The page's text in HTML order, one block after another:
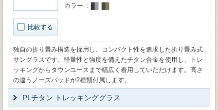
比較する
カラー
独自の折り畳み構造を採用し、コンパクト性を追求した折り畳み式
サングラスです。軽量性と強度を備えたチタン合金を使用し、トレ
ッキングからタウンユースまで幅広く着用していただけます。高さ
の違うノーズパッドが2種類付属します。
PLチタン トレッキンググラス